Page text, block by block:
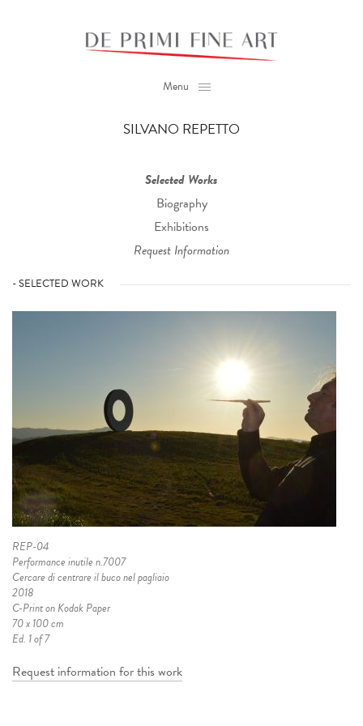
Menu
SILVANO REPETTO
Selected Works
Biography
Exhibitions
Request Information
- SELECTED WORK
REP-04
Performance inutile n.7007
Cercare di centrare il buco nel pagliaio
2018
C-Print on Kodak Paper
70 x 100 cm
Ed. 1 of 7
Request information for this work